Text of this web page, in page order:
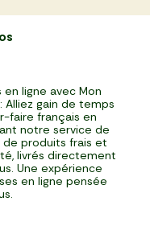
en ligne avec Mon
Alliez gain de temps
faire français en
notre service de
de produits frais et
livrés directement
Une expérience
en ligne pensée